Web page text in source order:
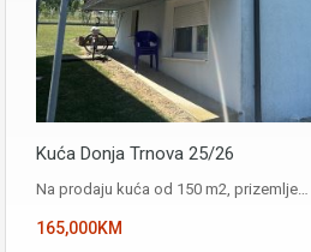
Kuća Donja Trnova 25/26
Na prodaju kuća od 150 m2, prizemlje…
165,000KM